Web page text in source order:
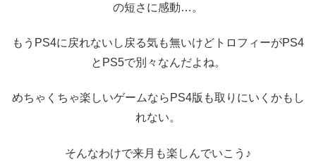
の短さに感動…。
もうPS4に戻れないし戻る気も無いけどトロフィーがPS4
とPS5で別々なんだよね。
めちゃくちゃ楽しいゲームならPS4版も取りにいくかもし
れない。
そんなわけで来月も楽しんでいこう♪